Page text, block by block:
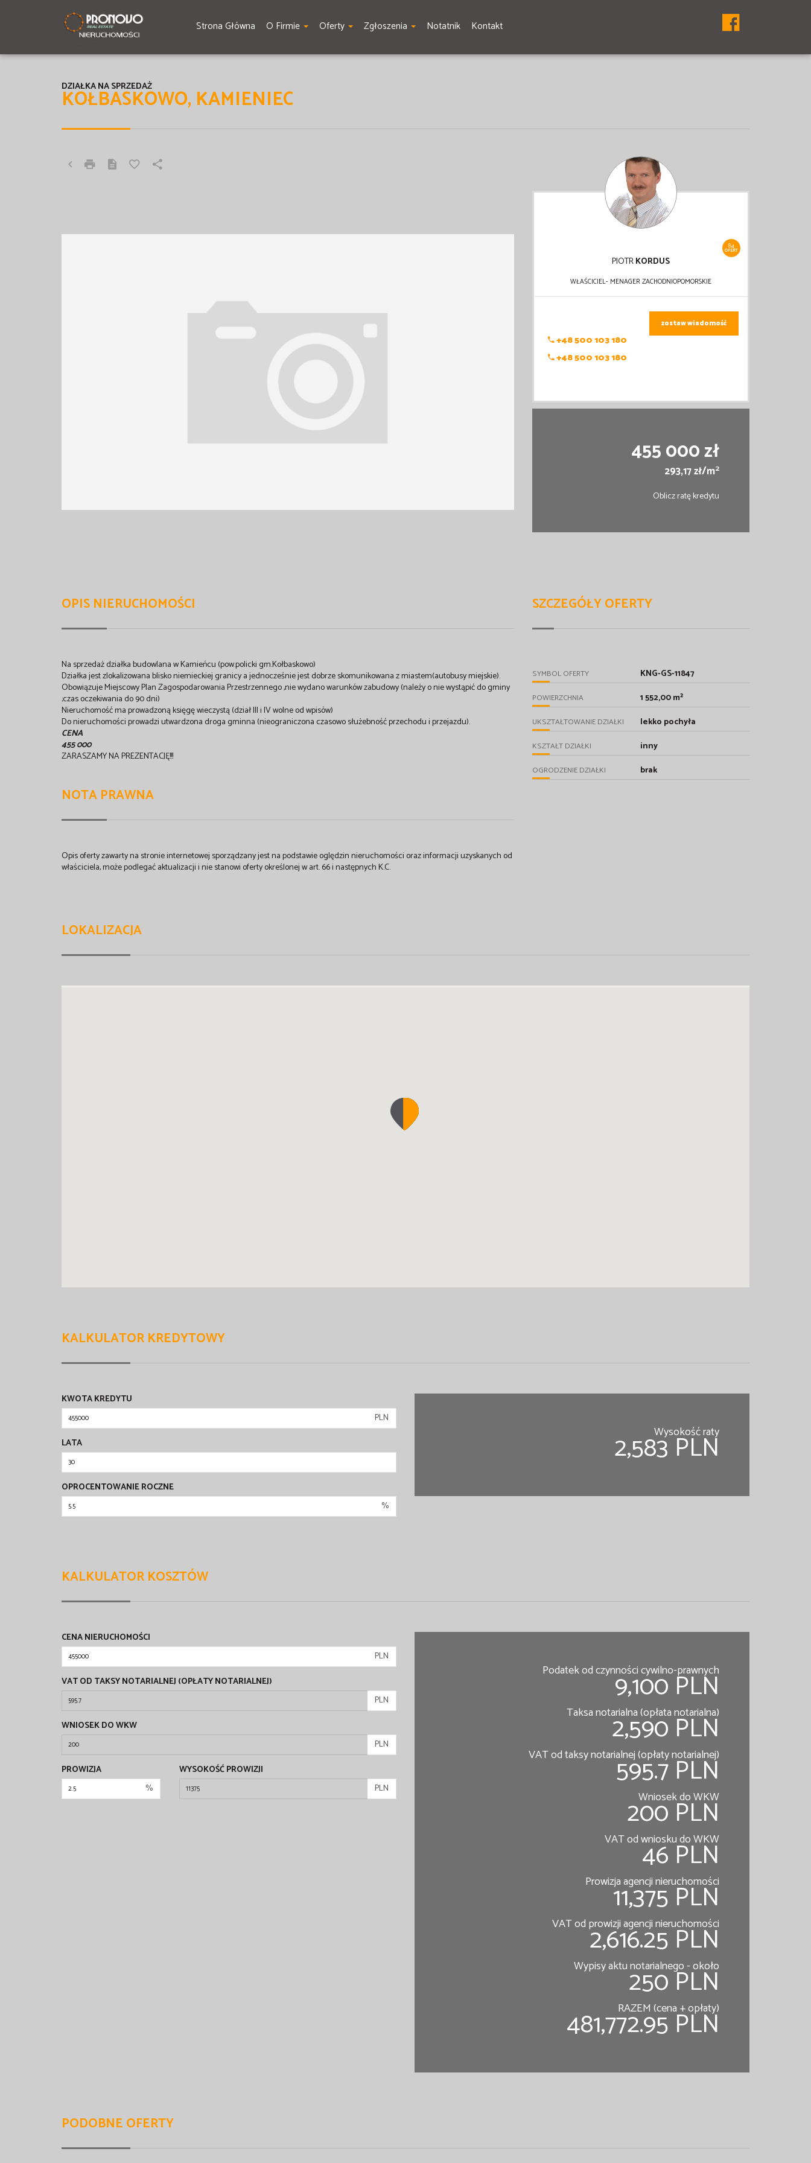
Strona Główna O Firmie Oferty Zgłoszenia Notatnik Kontakt
KOŁBASKOWO, KAMIENIEC
DZIAŁKA NA SPRZEDAŻ
84
OFERT
PIOTRKORDUS
WŁAŚCICIEL- MENAGER ZACHODNIOPOMORSKIE
+48 500 103 180
+48 500 103 180
zostaw wiadomość
455 000 zł
293,17 zł/m2
Oblicz ratę kredytu
OPIS NIERUCHOMOŚCI
Na sprzedaż działka budowlana w Kamieńcu (pow.policki gm.Kołbaskowo)
Działka jest zlokalizowana blisko niemieckiej granicy a jednocześnie jest dobrze skomunikowana z miastem(autobusy miejskie).
Obowiązuje Miejscowy Plan Zagospodarowania Przestrzennego ,nie wydano warunków zabudowy (należy o nie wystąpić do gminy
;czas oczekiwania do 90 dni)
Nieruchomość ma prowadzoną księgę wieczystą (dział III i IV wolne od wpisów)
Do nieruchomości prowadzi utwardzona droga gminna (nieograniczona czasowo służebność przechodu i przejazdu).
CENA
455 000
ZARASZAMY NA PREZENTACJĘ!!!
NOTA PRAWNA
Opis oferty zawarty na stronie internetowej sporządzany jest na podstawie oględzin nieruchomości oraz informacji uzyskanych od
właściciela, może podlegać aktualizacji i nie stanowi oferty określonej w art. 66 i następnych K.C.
SZCZEGÓŁY OFERTY
SYMBOL OFERTY KNG-GS-11847
POWIERZCHNIA 1 552,00 m²
UKSZTAŁTOWANIE DZIAŁKI lekko pochyła
KSZTAŁT DZIAŁKI inny
OGRODZENIE DZIAŁKI brak
LOKALIZACJA
KALKULATOR KREDYTOWY
KWOTA KREDYTU
PLN
LATA
OPROCENTOWANIE ROCZNE
%
Wysokość raty
2,583 PLN
KALKULATOR KOSZTÓW
CENA NIERUCHOMOŚCI
PLN
VAT OD TAKSY NOTARIALNEJ (OPŁATY NOTARIALNEJ)
PLN
WNIOSEK DO WKW
PLN
PROWIZJA
%
WYSOKOŚĆ PROWIZJI
PLN
Podatek od czynności cywilno-prawnych
9,100 PLN
Taksa notarialna (opłata notarialna)
2,590 PLN
VAT od taksy notarialnej (opłaty notarialnej)
595.7 PLN
Wniosek do WKW
200 PLN
VAT od wniosku do WKW
46 PLN
Prowizja agencji nieruchomości
11,375 PLN
VAT od prowizji agencji nieruchomości
2,616.25 PLN
Wypisy aktu notarialnego - około
250 PLN
RAZEM (cena + opłaty)
481,772.95 PLN
PODOBNE OFERTY